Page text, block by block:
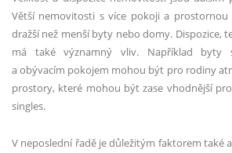
Větší nemovitosti s více pokoji a prostornou
dražší než menší byty nebo domy. Dispozice,
má také významný vliv. Například byty
a obývacím pokojem mohou být pro rodiny
prostory, které mohou být zase vhodnější
singles.
V neposlední řadě je důležitým faktorem také